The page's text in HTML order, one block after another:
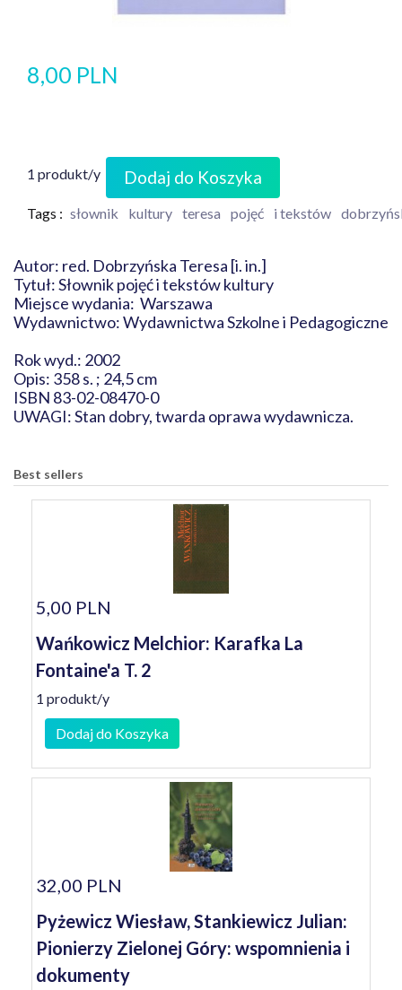
8,00 PLN
1 produkt/y Dodaj do Koszyka
Tags : słownik kultury teresa pojęć i tekstów
Autor: red. Dobrzyńska Teresa [i. in.]
Tytuł: Słownik pojęć i tekstów kultury
Miejsce wydania: Warszawa
Wydawnictwo: Wydawnictwa Szkolne i Pedagogiczne
Rok wyd.: 2002
Opis: 358 s. ; 24,5 cm
ISBN 83-02-08470-0
UWAGI: Stan dobry, twarda oprawa wydawnicza.
Best sellers
5,00 PLN
Wańkowicz Melchior: Karafka La
Fontaine'a T. 2
1 produkt/y
Dodaj do Koszyka
32,00 PLN
Pyżewicz Wiesław, Stankiewicz Julian:
Pionierzy Zielonej Góry: wspomnienia i
dokumenty